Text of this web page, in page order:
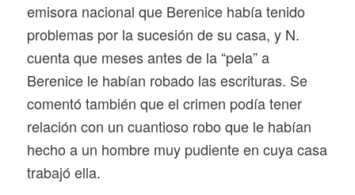
emisora nacional que Berenice había tenido
problemas por la sucesión de su casa, y N.
cuenta que meses antes de la “pela” a
Berenice le habían robado las escrituras. Se
comentó también que el crimen podía tener
relación con un cuantioso robo que le habían
hecho a un hombre muy pudiente en cuya casa
trabajó ella.